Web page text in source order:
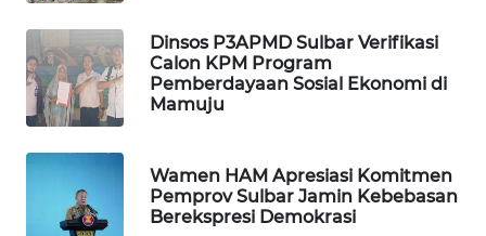
Dinsos P3APMD Sulbar Verifikasi
Calon KPM Program
Pemberdayaan Sosial Ekonomi di
Mamuju
Wamen HAM Apresiasi Komitmen
Pemprov Sulbar Jamin Kebebasan
Berekspresi Demokrasi
LAPAK
WAHANA
Wahana
Network
KONSUMEN